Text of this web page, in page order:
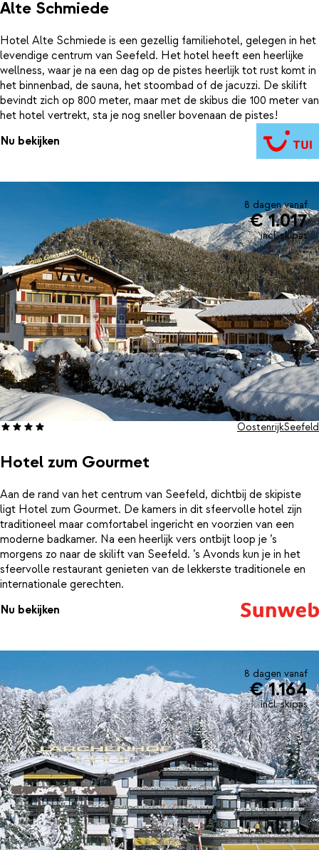
Alte Schmiede
Hotel Alte Schmiede is een gezellig familiehotel, gelegen in het
levendige centrum van Seefeld. Het hotel heeft een heerlijke
wellness, waar je na een dag op de pistes heerlijk tot rust komt in
het binnenbad, de sauna, het stoombad of de jacuzzi. De skilift
bevindt zich op 800 meter, maar met de skibus die 100 meter van
het hotel vertrekt, sta je nog sneller bovenaan de pistes!
Nu bekijken
8 dagen vanaf
€ 1.017
incl. skipas
Hotel zum Gourmet
OostenrijkSeefeld
Aan de rand van het centrum van Seefeld, dichtbij de skipiste
ligt Hotel zum Gourmet. De kamers in dit sfeervolle hotel zijn
traditioneel maar comfortabel ingericht en voorzien van een
moderne badkamer. Na een heerlijk vers ontbijt loop je ’s
morgens zo naar de skilift van Seefeld. ’s Avonds kun je in het
sfeervolle restaurant genieten van de lekkerste traditionele en
internationale gerechten.
Nu bekijken
8 dagen vanaf
€ 1.164
incl. skipas